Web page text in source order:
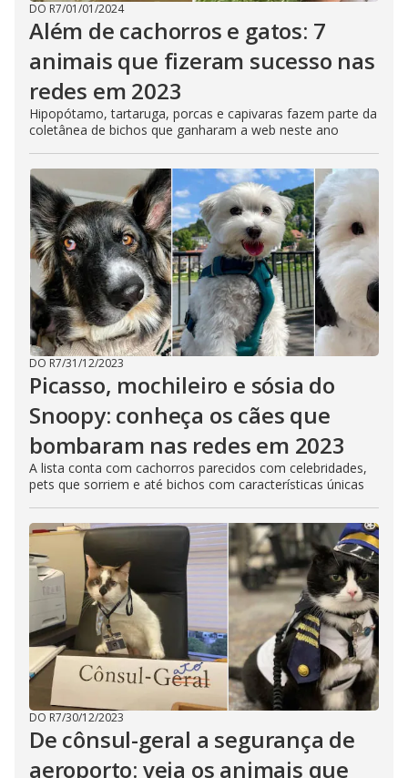
DO R7/01/01/2024
Além de cachorros e gatos: 7
animais que fizeram sucesso nas
redes em 2023
Hipopótamo, tartaruga, porcas e capivaras fazem parte da
coletânea de bichos que ganharam a web neste ano
DO R7/31/12/2023
Picasso, mochileiro e sósia do
Snoopy: conheça os cães que
bombaram nas redes em 2023
A lista conta com cachorros parecidos com celebridades,
pets que sorriem e até bichos com características únicas
DO R7/30/12/2023
De cônsul-geral a segurança de
aeroporto: veja os animais que